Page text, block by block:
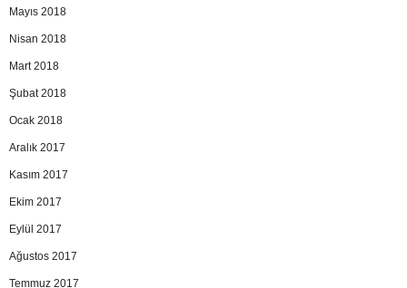
Mayıs 2018
Nisan 2018
Mart 2018
Şubat 2018
Ocak 2018
Aralık 2017
Kasım 2017
Ekim 2017
Eylül 2017
Ağustos 2017
Temmuz 2017